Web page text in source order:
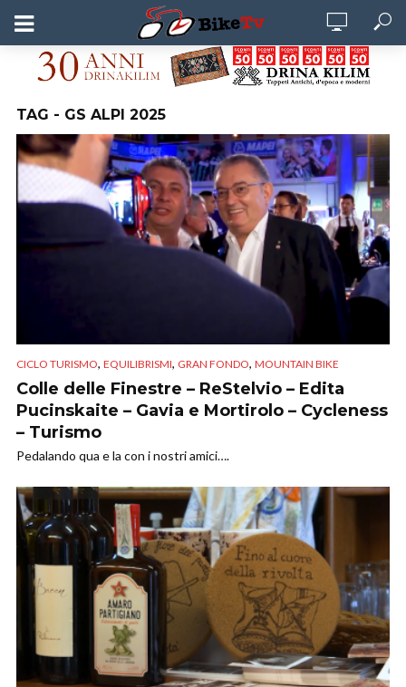
TAG - GS ALPI 2025
CICLO TURISMO, EQUILIBRISMI, GRAN FONDO, MOUNTAIN BIKE
Colle delle Finestre – ReStelvio – Edita
Pucinskaite – Gavia e Mortirolo – Cycleness
– Turismo
Pedalando qua e la con i nostri amici….